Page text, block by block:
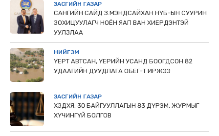
ЗАСГИЙН ГАЗАР
САНГИЙН САЙД З.МЭНДСАЙХАН НҮБ-ЫН СУУРИН
ЗОХИЦУУЛАГЧ НОЁН ЯАП ВАН ХИЕРДЭНТЭЙ
УУЛЗЛАА
НИЙГЭМ
ҮЕРТ АВТСАН, ҮЕРИЙН УСАНД БООГДСОН 82
УДААГИЙН ДУУДЛАГА ОБЕГ-Т ИРЖЭЭ
ЗАСГИЙН ГАЗАР
ХЗДХЯ: 30 БАЙГУУЛЛАГЫН 83 ДҮРЭМ, ЖУРМЫГ
ХҮЧИНГҮЙ БОЛГОВ